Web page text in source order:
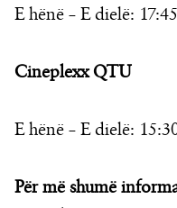
E hënë – E dielë:
Cineplexx QTU
E hënë – E dielë:
Për më shumë